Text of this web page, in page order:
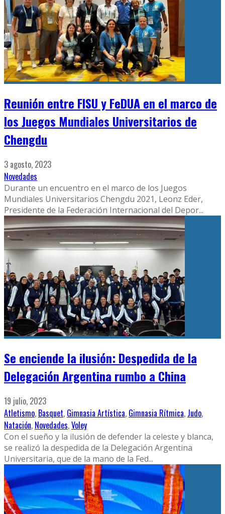
Reunión entre FISU y FeDUA en el marco de
los Juegos Mundiales Universitarios de
Chengdu
3 agosto, 2023
Novedades
Durante un encuentro en el marco de los Juegos
Mundiales Universitarios Chengdu 2021, Leonz Eder,
Presidente de la Federación Internacional del Depor...
Se enciende la ilusión: Despedida de la
Delegación Argentina rumbo a China
19 julio, 2023
Atletismo, Basquet, Gimnasia Artística, Gimnasia Rítmica, Judo,
Natación, Novedades,Voley
Con el sueño y la ilusión de defender la celeste y blanca,
se realizó la despedida de la Delegación Argentina
Universitaria, que de la mano de la Fed...